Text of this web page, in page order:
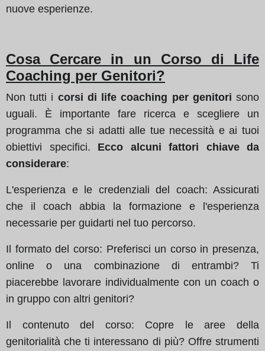
nuove esperienze.
Cosa Cercare in un Corso di Life
Coaching per Genitori?
Non tutti i corsi di life coaching per genitori sono
uguali. È importante fare ricerca e scegliere un
programma che si adatti alle tue necessità e ai tuoi
obiettivi specifici. Ecco alcuni fattori chiave da
considerare:
L'esperienza e le credenziali del coach: Assicurati
che il coach abbia la formazione e l'esperienza
necessarie per guidarti nel tuo percorso.
Il formato del corso: Preferisci un corso in presenza,
online o una combinazione di entrambi? Ti
piacerebbe lavorare individualmente con un coach o
in gruppo con altri genitori?
Il contenuto del corso: Copre le aree della
genitorialità che ti interessano di più? Offre strumenti